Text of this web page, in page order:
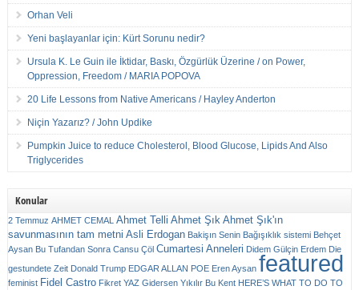
Orhan Veli
Yeni başlayanlar için: Kürt Sorunu nedir?
Ursula K. Le Guin ile İktidar, Baskı, Özgürlük Üzerine / on Power,
Oppression, Freedom / MARIA POPOVA
20 Life Lessons from Native Americans / Hayley Anderton
Niçin Yazarız? / John Updike
Pumpkin Juice to reduce Cholesterol, Blood Glucose, Lipids And Also
Triglycerides
Konular
2 Temmuz AHMET CEMAL Ahmet Telli Ahmet Şık Ahmet Şık'ın
savunmasının tam metni Asli Erdogan Bakişın Senin Bağışıklık sistemi Behçet
Aysan Bu Tufandan Sonra Cansu Çöl Cumartesi Anneleri Didem Gülçin Erdem Die
gestundete Zeit Donald Trump EDGAR ALLAN POE Eren Aysan featured
feminist Fidel Castro Fikret YAZ Gidersen Yıkılır Bu Kent HERE’S WHAT TO DO TO